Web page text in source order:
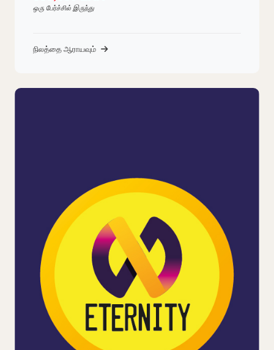
ஒரு பேர்ச்சில் இருந்து
நிலத்தை ஆராயவும்